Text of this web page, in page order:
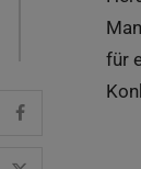
für